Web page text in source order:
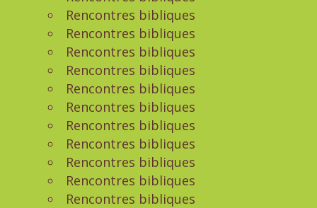
Rencontres bibliques
Rencontres bibliques
Rencontres bibliques
Rencontres bibliques
Rencontres bibliques
Rencontres bibliques
Rencontres bibliques
Rencontres bibliques
Rencontres bibliques
Rencontres bibliques
Rencontres bibliques